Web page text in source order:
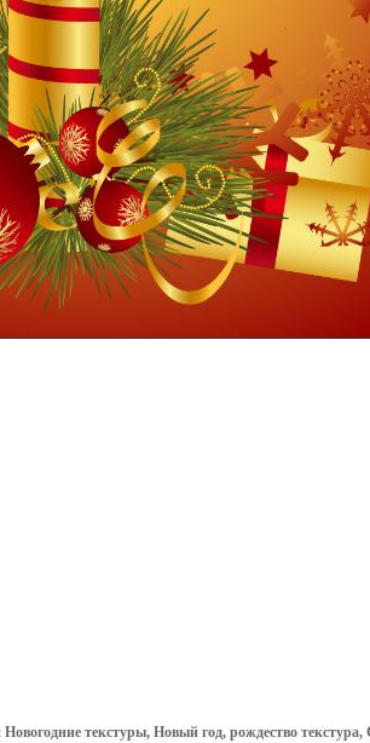
текстуры, Новый год, рождество